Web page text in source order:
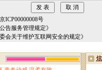
ICP00000008号
告服务管理规定》
会关于维护互联网安全的规定》